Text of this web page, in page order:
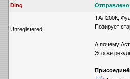
Ding
Unregistered
ТАЛ200К,
Позирует
А почему
Это же